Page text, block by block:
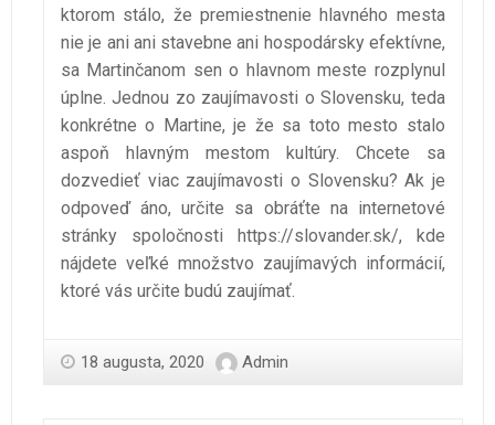
ktorom stálo, že premiestnenie hlavného mesta
nie je ani ani stavebne ani hospodársky efektívne,
sa Martinčanom sen o hlavnom meste rozplynul
úplne. Jednou zo zaujímavosti o Slovensku, teda
konkrétne o Martine, je že sa toto mesto stalo
aspoň hlavným mestom kultúry. Chcete sa
dozvedieť viac zaujímavosti o Slovensku? Ak je
odpoveď áno, určite sa obráťte na internetové
stránky spoločnosti
https://slovander.sk/, kde
nájdete veľké množstvo zaujímavých informácií,
ktoré vás určite budú zaujímať.
18 augusta, 2020 Admin